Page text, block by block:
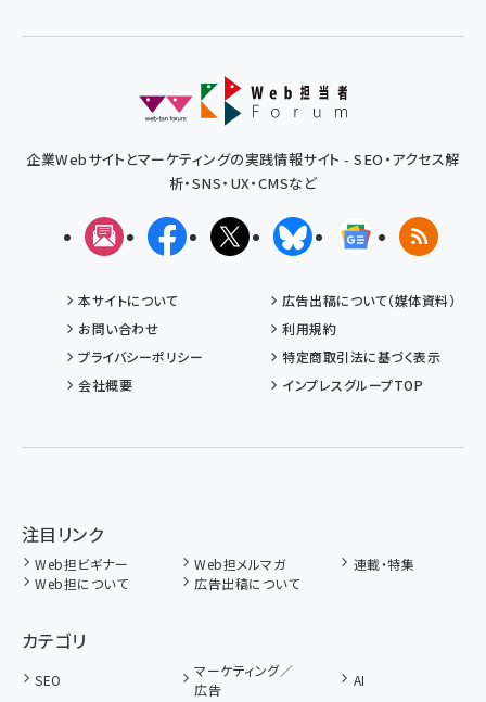
企業Webサイトとマーケティングの実践情報サイト - SEO・アクセス解
析・SNS・UX・CMSなど
メルマガFacebookX(エックス)BlueskyGoogleニュ
RSS
本サイトについて
広告出稿について（媒体資料）
お問い合わせ
利用規約
プライバシーポリシー
特定商取引法に基づく表示
会社概要
インプレスグループTOP
注目リンク
Web担ビギナー Web担メルマガ
連載・特集
Web担について
広告出稿について
カテゴリ
SEO
マーケティング／
広告
AI